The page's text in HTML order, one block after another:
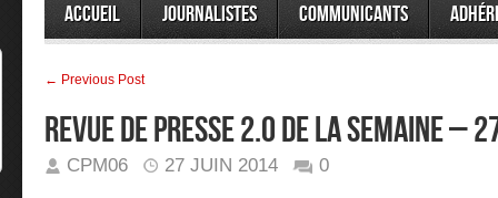
Accueil Journalistes Communicants
← Previous Post
REVUE DE PRESSE 2.0 DE LA SEMAINE –
CPM06 27 JUIN 2014 0